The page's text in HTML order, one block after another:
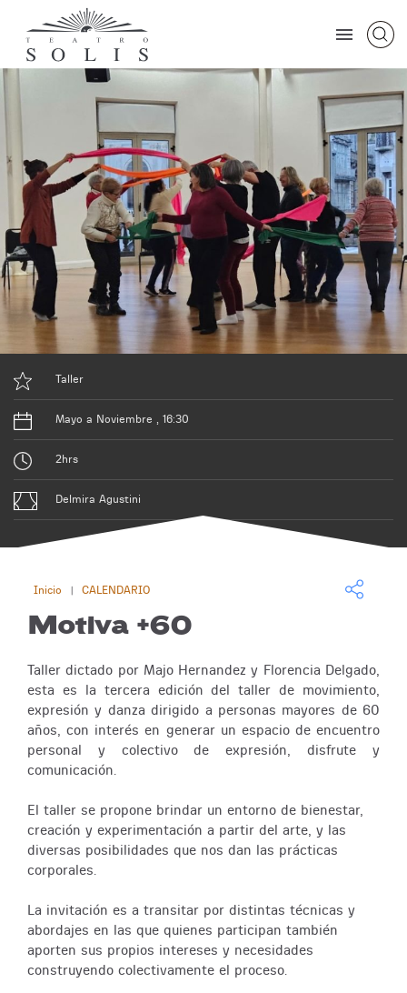
Taller
Mayo a Noviembre , 16:30
2hrs
Delmira Agustini
Inicio CALENDARIO
Motiva +60
Taller dictado por Majo Hernandez y Florencia Delgado,
esta es la tercera edición del taller de movimiento,
expresión y danza dirigido a personas mayores de 60
años, con interés en generar un espacio de encuentro
personal y colectivo de expresión, disfrute y
comunicación.
El taller se propone brindar un entorno de bienestar,
creación y experimentación a partir del arte, y las
diversas posibilidades que nos dan las prácticas
corporales.
La invitación es a transitar por distintas técnicas y
abordajes en las que quienes participan también
aporten sus propios intereses y necesidades
construyendo colectivamente el proceso.